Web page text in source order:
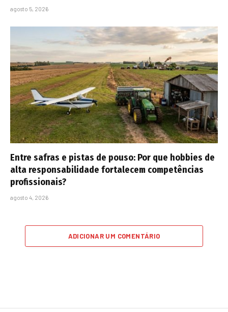
agosto 5, 2026
Entre safras e pistas de pouso: Por que hobbies de
alta responsabilidade fortalecem competências
profissionais?
agosto 4, 2026
ADICIONAR UM COMENTÁRIO